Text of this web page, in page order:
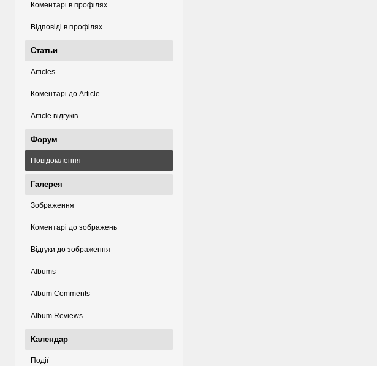
Коментарі в профілях
Відповіді в профілях
Статьи
Articles
Коментарі до Article
Article відгуків
Форум
Повідомлення
Галерея
Зображення
Коментарі до зображень
Відгуки до зображення
Albums
Album Comments
Album Reviews
Календар
Події